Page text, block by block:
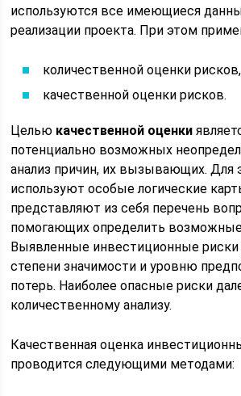
используются все имеющиеся
реализации проекта. При этом
количественной оценки рисков,
качественной оценки рисков.
Целью качественной оценки
потенциально возможных
анализ причин, их вызывающих. Для
используют особые логические
представляют из себя перечень
помогающих определить возможные
Выявленные инвестиционные
степени значимости и уровню
потерь. Наиболее опасные риски
количественному анализу.
Качественная оценка
проводится следующими методами: